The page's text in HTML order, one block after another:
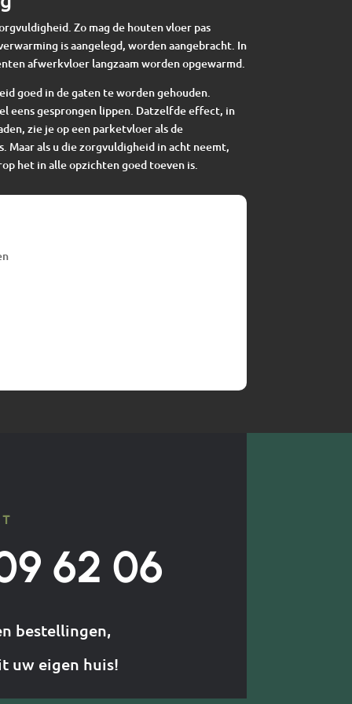
Zo mag de houten vloer pas
is aangelegd, worden aangebracht. In
afwerkvloer langzaam worden opgewarmd.
goed in de gaten te worden gehouden.
eens gesprongen lippen. Datzelfde effect, in
zie je op een parketvloer als de
als u die zorgvuldigheid in acht neemt,
het in alle opzichten goed toeven is.
62 06
bestellingen,
uw eigen huis!